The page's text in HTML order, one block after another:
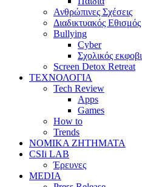
Ανθρώπινες Σχέσεις
Διαδικτυακός Εθισμός
Bullying
Cyber
Σχολικός
Screen Detox Retreat
ΤΕΧΝΟΛΟΓΙΑ
Tech Review
Apps
Games
How to
Trends
ΝΟΜΙΚΑ ΖΗΤΗΜΑΤΑ
CSIi LAB
Έρευνες
MEDIA